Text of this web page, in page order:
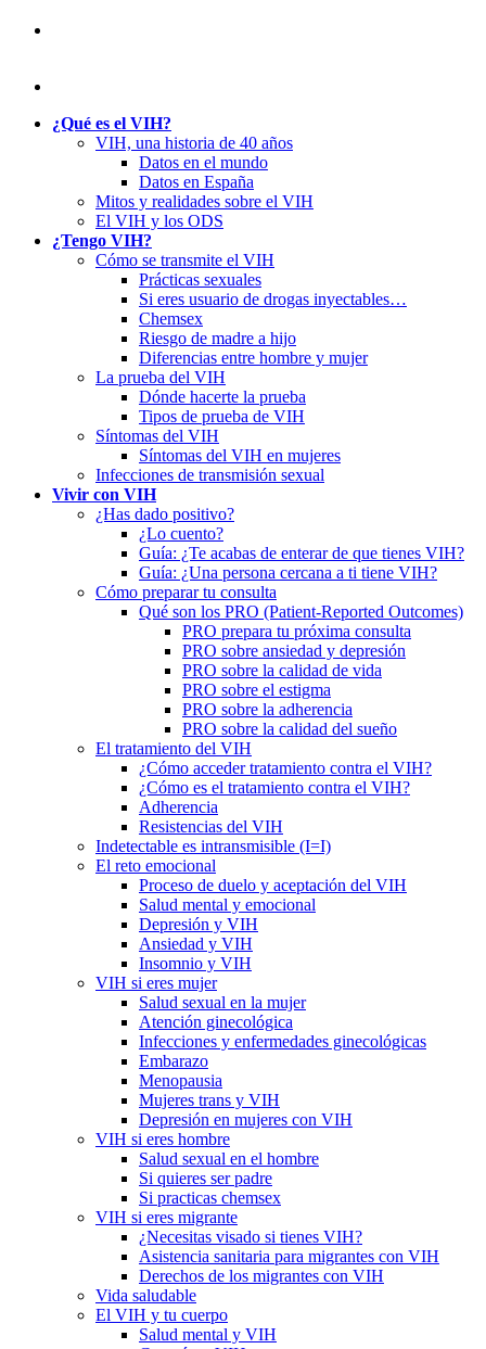
¿Qué es el VIH?
VIH, una historia de 40 años
Datos en el mundo
Datos en España
Mitos y realidades sobre el VIH
El VIH y los ODS
¿Tengo VIH?
Cómo se transmite el VIH
Prácticas sexuales
Si eres usuario de drogas inyectables…
Chemsex
Riesgo de madre a hijo
Diferencias entre hombre y mujer
La prueba del VIH
Dónde hacerte la prueba
Tipos de prueba de VIH
Síntomas del VIH
Síntomas del VIH en mujeres
Infecciones de transmisión sexual
Vivir con VIH
¿Has dado positivo?
¿Lo cuento?
Guía: ¿Te acabas de enterar de que tienes VIH?
Guía: ¿Una persona cercana a ti tiene VIH?
Cómo preparar tu consulta
Qué son los PRO (Patient-Reported Outcomes)
PRO prepara tu próxima consulta
PRO sobre ansiedad y depresión
PRO sobre la calidad de vida
PRO sobre el estigma
PRO sobre la adherencia
PRO sobre la calidad del sueño
El tratamiento del VIH
¿Cómo acceder tratamiento contra el VIH?
¿Cómo es el tratamiento contra el VIH?
Adherencia
Resistencias del VIH
Indetectable es intransmisible (I=I)
El reto emocional
Proceso de duelo y aceptación del VIH
Salud mental y emocional
Depresión y VIH
Ansiedad y VIH
Insomnio y VIH
VIH si eres mujer
Salud sexual en la mujer
Atención ginecológica
Infecciones y enfermedades ginecológicas
Embarazo
Menopausia
Mujeres trans y VIH
Depresión en mujeres con VIH
VIH si eres hombre
Salud sexual en el hombre
Si quieres ser padre
Si practicas chemsex
VIH si eres migrante
¿Necesitas visado si tienes VIH?
Asistencia sanitaria para migrantes con VIH
Derechos de los migrantes con VIH
Vida saludable
El VIH y tu cuerpo
Salud mental y VIH